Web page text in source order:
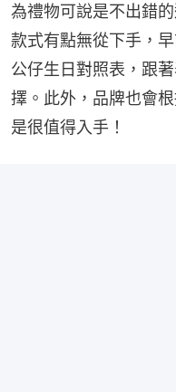
為禮物可說是不出錯
款式有點無從下手，
公仔生日對照表，跟
擇。此外，品牌也會
是很值得入手！